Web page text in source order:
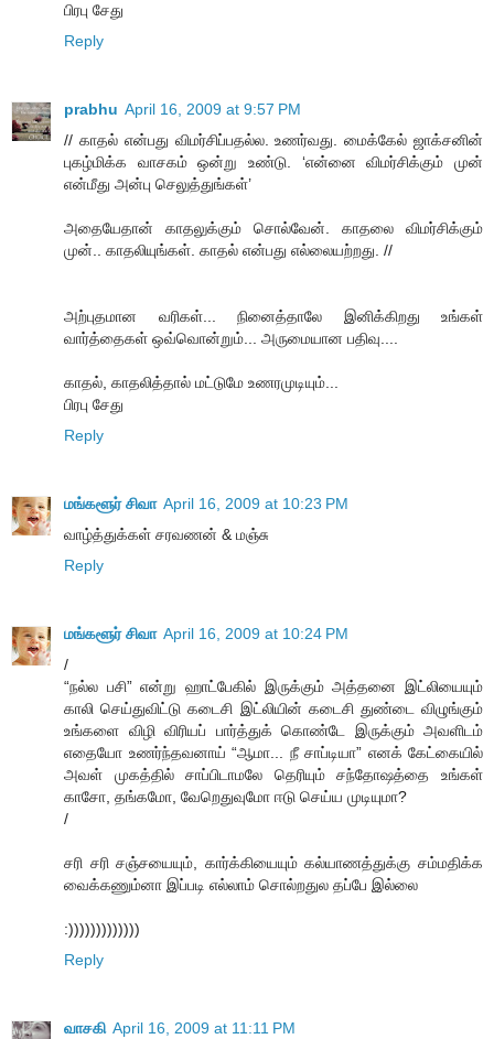
பிரபு சேது
Reply
prabhu April 16, 2009 at 9:57 PM
// காதல் என்பது விமர்சிப்பதல்ல. உணர்வது. மைக்கேல் ஜாக்சனின்
புகழ்மிக்க வாசகம் ஒன்று உண்டு. ‘என்னை விமர்சிக்கும் முன்
என்மீது அன்பு செலுத்துங்கள்’
அதையேதான் காதலுக்கும் சொல்வேன். காதலை விமர்சிக்கும்
முன்.. காதலியுங்கள். காதல் என்பது எல்லையற்றது. //
அற்புதமான வரிகள்... நினைத்தாலே இனிக்கிறது உங்கள்
வார்த்தைகள் ஒவ்வொன்றும்... அருமையான பதிவு....
காதல், காதலித்தால் மட்டுமே உணரமுடியும்...
பிரபு சேது
Reply
மங்களூர் சிவா April 16, 2009 at 10:23 PM
வாழ்த்துக்கள் சரவணன் & மஞ்சு
Reply
மங்களூர் சிவா April 16, 2009 at 10:24 PM
/
“நல்ல பசி” என்று ஹாட்பேகில் இருக்கும் அத்தனை இட்லியையும்
காலி செய்துவிட்டு கடைசி இட்லியின் கடைசி துண்டை விழுங்கும்
உங்களை விழி விரியப் பார்த்துக் கொண்டே இருக்கும் அவளிடம்
எதையோ உணர்ந்தவனாய் “ஆமா... நீ சாப்டியா” எனக் கேட்கையில்
அவள் முகத்தில் சாப்பிடாமலே தெரியும் சந்தோஷத்தை உங்கள்
காசோ, தங்கமோ, வேறெதுவுமோ ஈடு செய்ய முடியுமா?
/
சரி சரி சஞ்சயையும், கார்க்கியையும் கல்யாணத்துக்கு சம்மதிக்க
வைக்கணும்னா இப்படி எல்லாம் சொல்றதுல தப்பே இல்லை
:)))))))))))))
Reply
வாசகி April 16, 2009 at 11:11 PM